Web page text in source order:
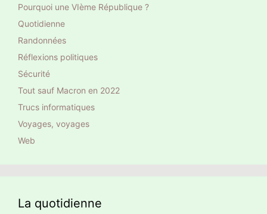
Pourquoi une VIème République ?
Quotidienne
Randonnées
Réflexions politiques
Sécurité
Tout sauf Macron en 2022
Trucs informatiques
Voyages, voyages
Web
La quotidienne